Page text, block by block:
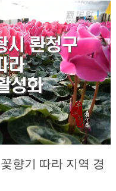
향기 따라 지역 경